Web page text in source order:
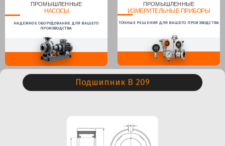
ПРОМЫШЛЕННЫЕ
НАСОСЫ
НАДЕЖНОЕ ОБОРУДОВАНИЕ ДЛЯ ВАШЕГО
ПРОИЗВОДСТВА
ПРОМЫШЛЕННЫЕ
ИЗМЕРИТЕЛЬНЫЕ ПРИБОРЫ
ТОЧНЫЕ РЕШЕНИЯ ДЛЯ ВАШЕГО ПРОИЗВОДСТВА
Подшипник B 209